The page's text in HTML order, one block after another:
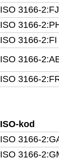
ISO 3166-2:FJ
ISO 3166-
ISO 3166-2:FI
ISO 3166-
ISO 3166-
ISO-kod
ISO 3166-
ISO 3166-